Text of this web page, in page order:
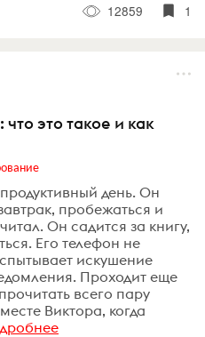
12859 1
это такое и как
день. Он
пробежаться и
Он садится за книгу,
Его телефон не
искушение
Проходит еще
всего пару
Виктора, когда